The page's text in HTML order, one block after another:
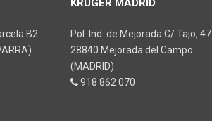
B2
KRÜGER MADRID
Pol. Ind. de Mejorada C/ Tajo, 47
28840 Mejorada del Campo
(MADRID)
918 862 070